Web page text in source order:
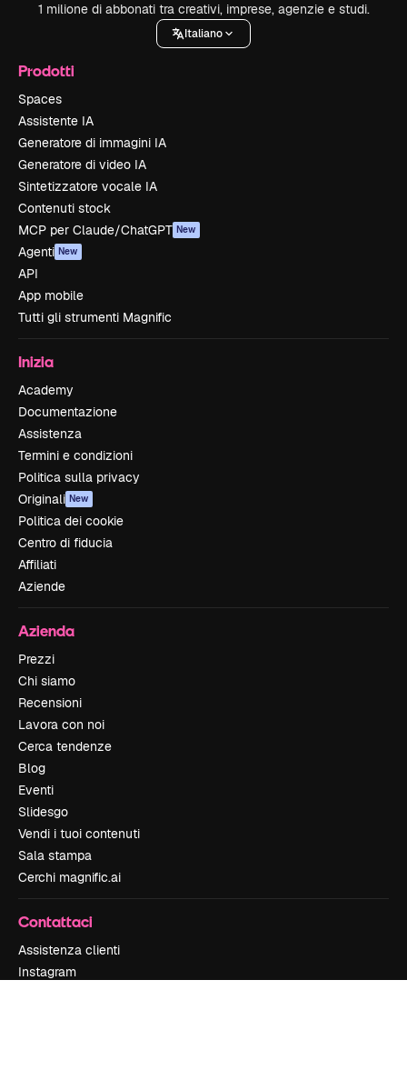
1 milione di abbonati tra creativi, imprese, agenzie e studi.
Italiano
Prodotti
Spaces
Assistente IA
Generatore di immagini IA
Generatore di video IA
Sintetizzatore vocale IA
Contenuti stock
MCP per Claude/ChatGPT New
Agenti New
API
App mobile
Tutti gli strumenti Magnific
Inizia
Academy
Documentazione
Assistenza
Termini e condizioni
Politica sulla privacy
Originali New
Politica dei cookie
Centro di fiducia
Affiliati
Aziende
Azienda
Prezzi
Chi siamo
Recensioni
Lavora con noi
Cerca tendenze
Blog
Eventi
Slidesgo
Vendi i tuoi contenuti
Sala stampa
Cerchi magnific.ai
Contattaci
Assistenza clienti
Instagram